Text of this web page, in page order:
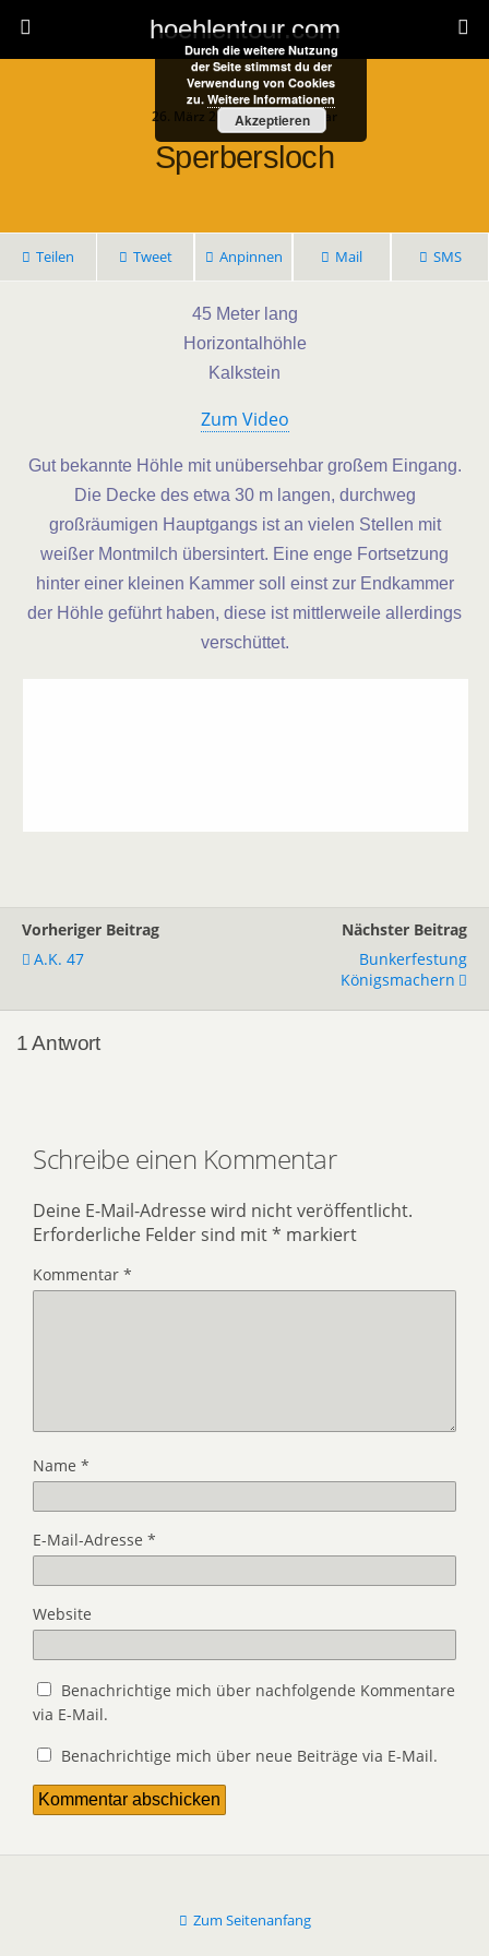
hoehlentour.com
26. März 2024 • 1 Kommentar
Sperbersloch
Teilen Tweet Anpinnen Mail SMS
45 Meter lang
Horizontalhöhle
Kalkstein
Zum Video
Gut bekannte Höhle mit unübersehbar großem Eingang.
Die Decke des etwa 30 m langen, durchweg
großräumigen Hauptgangs ist an vielen Stellen mit
weißer Montmilch übersintert. Eine enge Fortsetzung
hinter einer kleinen Kammer soll einst zur Endkammer
der Höhle geführt haben, diese ist mittlerweile allerdings
verschüttet.
Vorheriger Beitrag
A.K. 47
Nächster Beitrag
Bunkerfestung
Königsmachern
1 Antwort
Schreibe einen Kommentar
Deine E-Mail-Adresse wird nicht veröffentlicht.
Erforderliche Felder sind mit* markiert
Kommentar *
Name *
E-Mail-Adresse *
Website
Benachrichtige mich über nachfolgende Kommentare
via E-Mail.
Benachrichtige mich über neue Beiträge via E-Mail.
Durch die weitere Nutzung
der Seite stimmst du der
Verwendung von Cookies
zu. Weitere Informationen
Akzeptieren
Zum Seitenanfang